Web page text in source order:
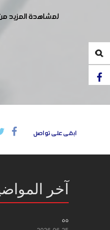
لمشاهدة المزيد
ابقى على تواصل
آخر
55